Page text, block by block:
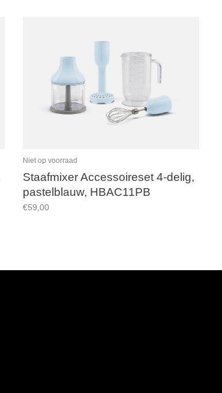
Niet op voorraad
Staafmixer Accessoireset 4-delig,
pastelblauw, HBAC11PB
€59,00